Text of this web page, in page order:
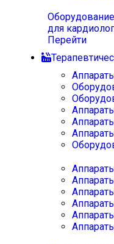
Оборудование
для
Перейти